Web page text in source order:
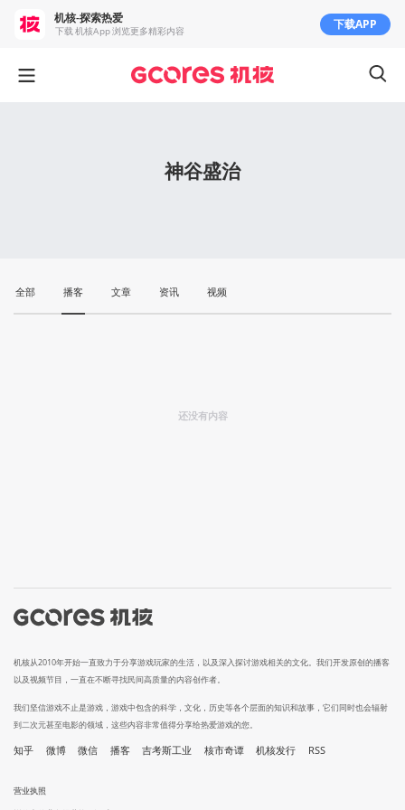
神谷盛治
全部 播客 文章 资讯 视频
还没有内容
机核从2010年开始一直致力于分享游戏玩家的生活，以及深入探讨游戏相关的文化。我们开发原创的播客
以及视频节目，一直在不断寻找民间高质量的内容创作者。
我们坚信游戏不止是游戏，游戏中包含的科学，文化，历史等各个层面的知识和故事，它们同时也会辐射
到二次元甚至电影的领域，这些内容非常值得分享给热爱游戏的您。
知乎 微博 微信 播客 吉考斯工业 核市奇谭 机核发行 RSS
营业执照
机核-探索热爱
下载 机核App 浏览更多精彩内容 下载APP